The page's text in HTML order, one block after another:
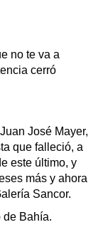
no te va a
cerró
José Mayer,
que falleció, a
este último, y
más y ahora
Sancor.
de Bahía.